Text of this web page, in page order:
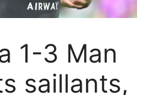
1-3 Man
saillants,